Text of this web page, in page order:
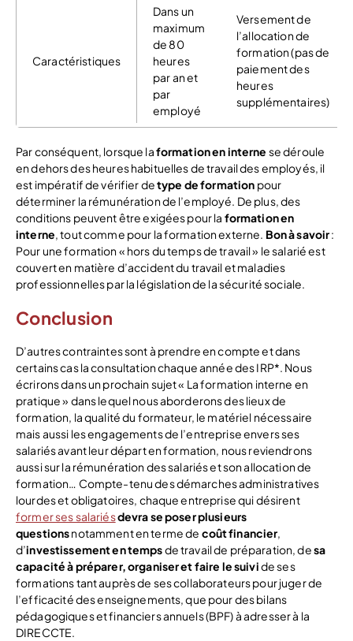
Caractéristiques
Dans un
maximum
de 80
heures
par an et
par
employé
Versement de
l’allocation de
formation (pas de
paiement des
heures
supplémentaires)
Par conséquent, lorsque laformation en interne se déroule
en dehors des heures habituelles de travail des employés, il
est impératif de vérifier detype de formation pour
déterminer la rémunération de l’employé. De plus, des
conditions peuvent être exigées pour la formation en
interne, tout comme pour la formation externe. Bon à savoir:
Pour une formation « hors du temps de travail » le salarié est
couvert en matière d’accident du travail et maladies
professionnelles par la législation de la sécurité sociale.
Conclusion
D’autres contraintes sont à prendre en compte et dans
certains cas la consultation chaque année des IRP*. Nous
écrirons dans un prochain sujet « La formation interne en
pratique » dans lequel nous aborderons des lieux de
formation, la qualité du formateur, le matériel nécessaire
mais aussi les engagements de l’entreprise envers ses
salariés avant leur départ en formation, nous reviendrons
aussi sur la rémunération des salariés et son allocation de
formation… Compte-tenu des démarches administratives
lourdes et obligatoires, chaque entreprise qui désirent
former ses salariésdevra se poser plusieurs
questionsnotamment en terme de coût financier,
d’investissement en tempsde travail de préparation, desa
capacité à préparer, organiser et faire le suivide ses
formations tant auprès de ses collaborateurs pour juger de
l’efficacité des enseignements, que pour des bilans
pédagogiques et financiers annuels (BPF) à adresser à la
DIRECCTE.